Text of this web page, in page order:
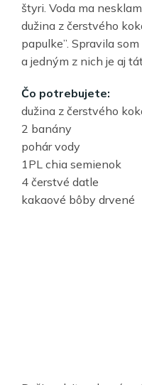
štyri. Voda ma
dužina z čerstvého
papulke”. Spravila
a jedným z nich je aj
Čo potrebujete:
dužina z čerstvého
2 banány
pohár vody
1PL chia semienok
4 čerstvé datle
kakaové bôby drvené